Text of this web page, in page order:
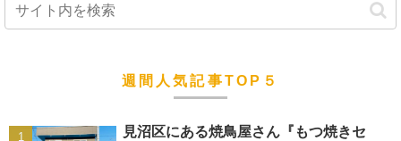
週間人気記事TOP５
見沼区にある焼鳥屋さん『もつ焼きセ